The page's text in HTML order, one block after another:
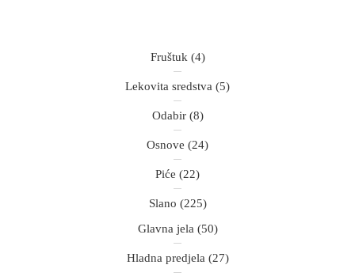
Fruštuk(4)
Lekovita sredstva (5)
Odabir(8)
Osnove (24)
Piće (22)
Slano (225)
Glavna jela(50)
Hladna predjela(27)